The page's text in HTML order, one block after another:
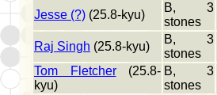
Jesse (?) (25.8-kyu)
B, 3
stones
Raj Singh (25.8-kyu)
B, 3
stones
Tom Fletcher(25.8-
kyu)
B, 3
stones